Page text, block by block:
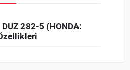
DUZ 282-5 (HONDA: